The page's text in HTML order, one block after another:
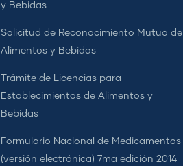
y Bebidas
Solicitud de Reconocimiento Mutuo de
Alimentos y Bebidas
Trámite de Licencias para
Establecimientos de Alimentos y
Bebidas
Formulario Nacional de Medicamentos
(versión electrónica) 7ma edición 2014